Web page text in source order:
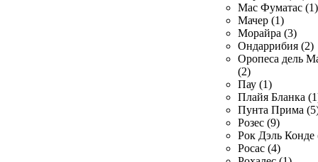
Мас Фуматас (1)
Мачер (1)
Морайра (3)
Ондаррибия (2)
Оропеса дель
(2)
Пау (1)
Плайя Бланка
Пунта Прима
Розес (9)
Рок Дэль Конде
Росас (4)